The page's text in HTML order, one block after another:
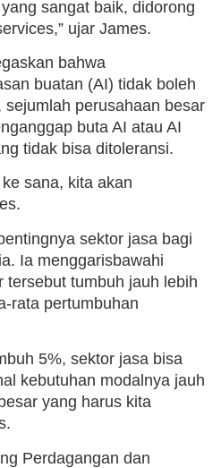
sangat baik, didorong
ujar James.
bahwa
buatan (AI) tidak boleh
perusahaan besar
buta AI atau AI
tidak bisa ditoleransi.
sana, kita akan
sektor jasa bagi
Ia menggarisbawahi
tersebut tumbuh jauh lebih
rata pertumbuhan
5%, sektor jasa bisa
kebutuhan modalnya jauh
yang harus kita
Perdagangan dan